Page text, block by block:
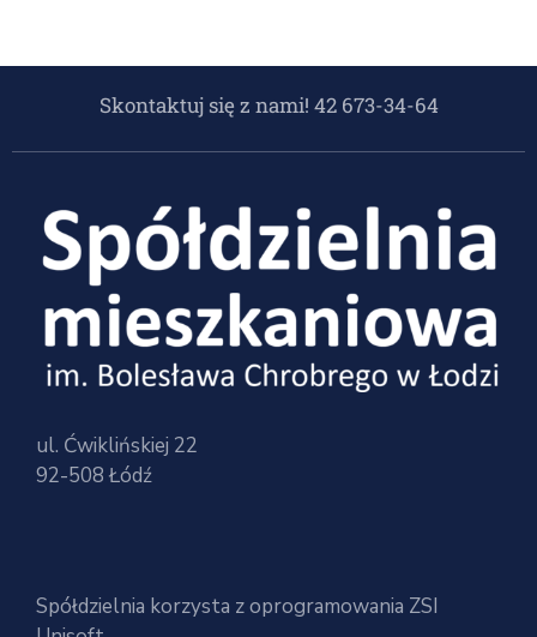
Skontaktuj się z nami! 42 673-34-64
ul. Ćwiklińskiej 22
92-508 Łódź
Spółdzielnia korzysta z oprogramowania ZSI